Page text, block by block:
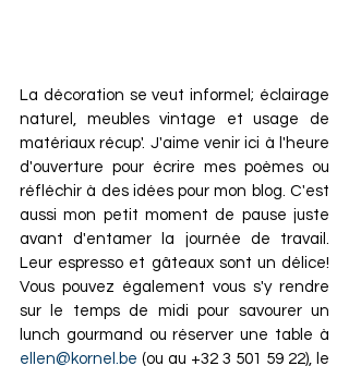
La décoration se veut informel; éclairage
naturel, meubles vintage et usage de
matériaux récup'. J'aime venir ici à l'heure
d'ouverture pour écrire mes poèmes ou
réfléchir à des idées pour mon blog. C'est
aussi mon petit moment de pause juste
avant d'entamer la journée de travail.
Leur espresso et gâteaux sont un délice!
Vous pouvez également vous s'y rendre
sur le temps de midi pour savourer un
ellen@kornel.be (ou au +32 3 501 59 22), le